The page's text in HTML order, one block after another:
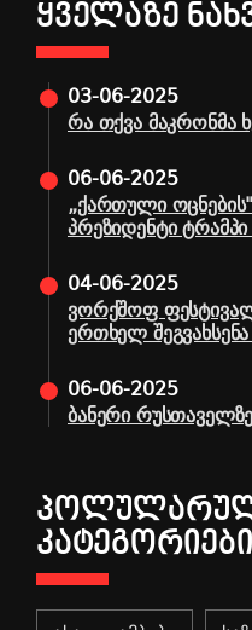
ᲧᲕᲔᲚᲐᲖᲔ
03-06-2025
რა თქვა მაკრონმა
06-06-2025
„ქართული
პრეზიდენტი
04-06-2025
ვორქშოფ
ერთხელ
06-06-2025
ბანერი რუსთაველზე
ᲙᲐᲢᲔᲒᲝᲠᲘᲔᲑᲘ